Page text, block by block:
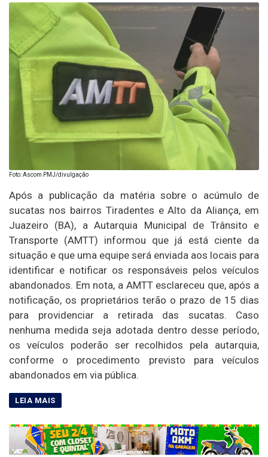
Foto: Ascom PMJ/divulgação
Após a publicação da matéria sobre o acúmulo de
sucatas nos bairros Tiradentes e Alto da Aliança, em
Juazeiro (BA), a Autarquia Municipal de Trânsito e
Transporte (AMTT) informou que já está ciente da
situação e que uma equipe será enviada aos locais para
identificar e notificar os responsáveis pelos veículos
abandonados. Em nota, a AMTT esclareceu que, após a
notificação, os proprietários terão o prazo de 15 dias
para providenciar a retirada das sucatas. Caso
nenhuma medida seja adotada dentro desse período,
os veículos poderão ser recolhidos pela autarquia,
conforme o procedimento previsto para veículos
abandonados em via pública.